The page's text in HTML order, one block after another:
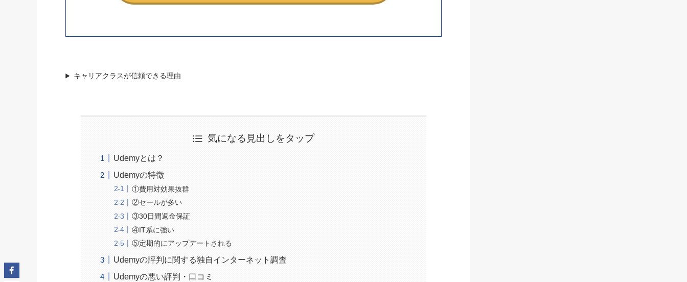
キャリアクラスが信頼できる理由
気になる見出しをタップ
Udemyとは？
Udemyの特徴
①費用対効果抜群
②セールが多い
③30日間返金保証
④IT系に強い
⑤定期的にアップデートされる
Udemyの評判に関する独自インターネット調査
Udemyの悪い評判・口コミ